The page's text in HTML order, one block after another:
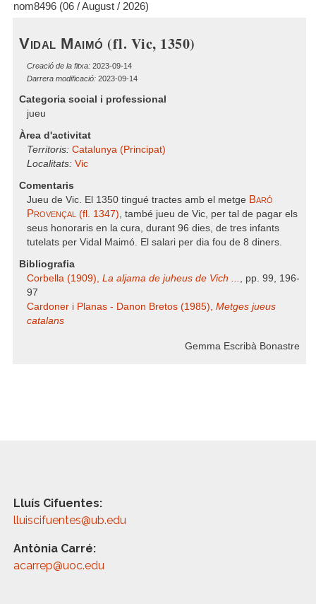
nom8496 (06 / August / 2026)
Vidal Maimó (fl. Vic, 1350)
Creació de la fitxa: 2023-09-14
Darrera modificació: 2023-09-14
Categoria social i professional
jueu
Àrea d'activitat
Territoris: Catalunya (Principat)
Localitats: Vic
Comentaris
Jueu de Vic. El 1350 tingué tractes amb el metge Baró
Provençal (fl. 1347), també jueu de Vic, per tal de pagar els
seus honoraris en la cura, durant 96 dies, de tres infants
tutelats per Vidal Maimó. El salari per dia fou de 8 diners.
Bibliografia
Corbella (1909), La aljama de juheus de Vich ... , pp. 99, 196-
97
Cardoner i Planas - Danon Bretos (1985), Metges jueus
catalans
Gemma Escribà Bonastre
Lluís Cifuentes:
lluiscifuentes@ub.edu
Antònia Carré:
acarrep@uoc.edu